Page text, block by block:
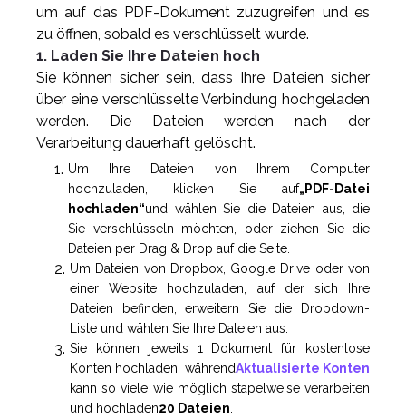
um auf das PDF-Dokument zuzugreifen und es
zu öffnen, sobald es verschlüsselt wurde.
1. Laden Sie Ihre Dateien hoch
Sie können sicher sein, dass Ihre Dateien sicher
über eine verschlüsselte Verbindung hochgeladen
werden. Die Dateien werden nach der
Verarbeitung dauerhaft gelöscht.
Um Ihre Dateien von Ihrem Computer
hochzuladen, klicken Sie auf„PDF-Datei
hochladen“und wählen Sie die Dateien aus, die
Sie verschlüsseln möchten, oder ziehen Sie die
Dateien per Drag & Drop auf die Seite.
Um Dateien von Dropbox, Google Drive oder von
einer Website hochzuladen, auf der sich Ihre
Dateien befinden, erweitern Sie die Dropdown-
Liste und wählen Sie Ihre Dateien aus.
Sie können jeweils 1 Dokument für kostenlose
Konten hochladen, währendAktualisierte Konten
kann so viele wie möglich stapelweise verarbeiten
und hochladen20 Dateien